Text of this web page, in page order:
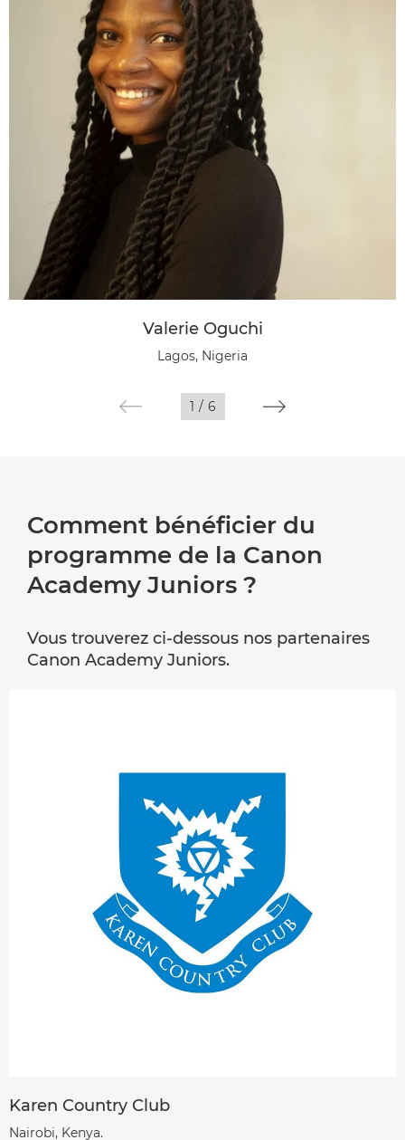
Valerie Oguchi
Lagos, Nigeria
1 / 6
Comment bénéficier du
programme de la Canon
Academy Juniors ?
Vous trouverez ci-dessous nos partenaires
Canon Academy Juniors.
Karen Country Club
Nairobi, Kenya.